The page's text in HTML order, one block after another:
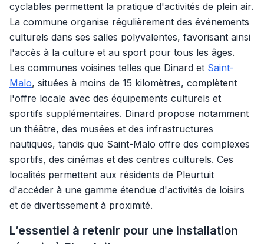
cyclables permettent la pratique d'activités de plein air.
La commune organise régulièrement des événements
culturels dans ses salles polyvalentes, favorisant ainsi
l'accès à la culture et au sport pour tous les âges.
Les communes voisines telles que Dinard et Saint-
Malo, situées à moins de 15 kilomètres, complètent
l'offre locale avec des équipements culturels et
sportifs supplémentaires. Dinard propose notamment
un théâtre, des musées et des infrastructures
nautiques, tandis que Saint-Malo offre des complexes
sportifs, des cinémas et des centres culturels. Ces
localités permettent aux résidents de Pleurtuit
d'accéder à une gamme étendue d'activités de loisirs
et de divertissement à proximité.
L’essentiel à retenir pour une installation